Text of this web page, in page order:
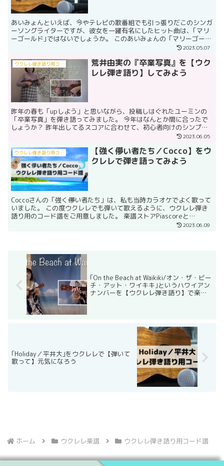
あいみょんといえば、今やテレビの歌番組でも引っ張りだこのシンガ
ーソングライターですが、彼女を一躍有名にしたヒット曲は、｢マリ
ーゴールド｣ではないでしょうか。 このあいみょんの「マリーゴール
ド」を、ウクレレの弾き語りでお楽しみいただけるように...2023.05.07
ウクレレ弾き語り用コード譜
荒井由実の『卒業写真』を【ウク
レレ弾き語り】してみよう
昨年の春も「upしよう」と思いながら、投稿しはぐれたユーミンの
「卒業写真」を弾き語ってみました。 今年はなんとか間に合ったで
しょうか？ 昨年出してるスコアに合わせて、初心者向けのシンプル
ストロークで弾いています。 ウクレレコード譜の方は、P...2023.06.05
ウクレレ弾き語り用コード譜
【強く儚い者たち／Cocco】をウ
クレレで弾き語ってみよう
Coccoさんの「強く儚い者たち」は、私も当時カラオケでよく歌って
いました。 この度ウクレレでも弾いて歌えるように、ウクレレ弾き
語り用のコード譜をご用意しました。 楽譜ストアPiascoreと
2023.06.09
｢On the Beach at Waikiki/オン・ザ・ビー
チ・アット・ワイキキ｣というハワイアン
ナンバーを【ウクレレ弾き語り】で楽し
｢Holiday／平井大｣をウクレレで【弾いて
歌って】元気になろう
ホーム ウクレレ楽譜 ウクレレ弾き語り用コード譜